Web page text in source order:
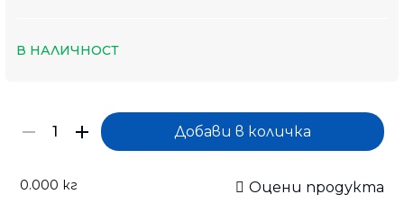
В НАЛИЧНОСТ
0.000 кг Оцени продукта